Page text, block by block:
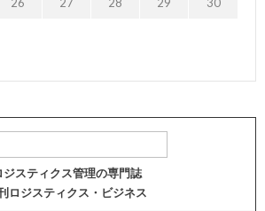
ジスティクス管理の専門誌
ロジスティクス・ビジネス